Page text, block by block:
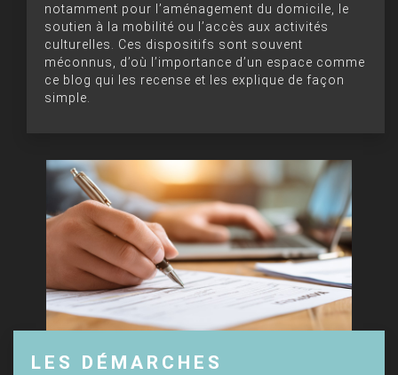
notamment pour l’aménagement du domicile, le
soutien à la mobilité ou l’accès aux activités
culturelles. Ces dispositifs sont souvent
méconnus, d’où l’importance d’un espace comme
ce blog qui les recense et les explique de façon
simple.
LES DÉMARCHES